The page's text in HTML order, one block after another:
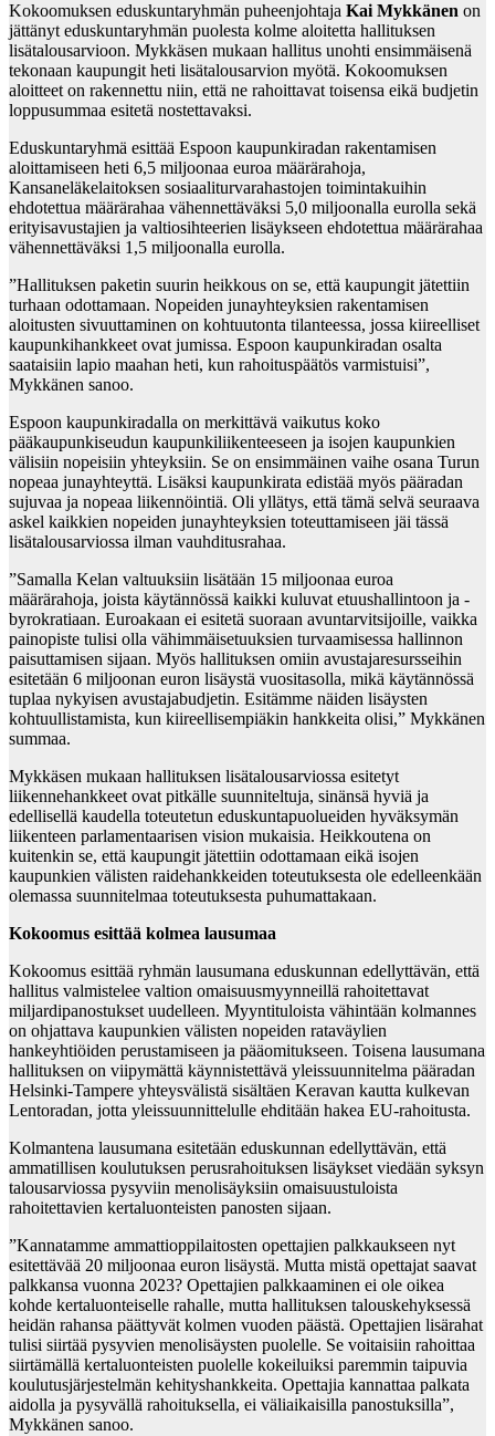
Kokoomuksen eduskuntaryhmän puheenjohtaja Kai Mykkänen on
jättänyt eduskuntaryhmän puolesta kolme aloitetta hallituksen
lisätalousarvioon. Mykkäsen mukaan hallitus unohti ensimmäisenä
tekonaan kaupungit heti lisätalousarvion myötä. Kokoomuksen
aloitteet on rakennettu niin, että ne rahoittavat toisensa eikä budjetin
loppusummaa esitetä nostettavaksi.
Eduskuntaryhmä esittää Espoon kaupunkiradan rakentamisen
aloittamiseen heti 6,5 miljoonaa euroa määrärahoja,
Kansaneläkelaitoksen sosiaaliturvarahastojen toimintakuihin
ehdotettua määrärahaa vähennettäväksi 5,0 miljoonalla eurolla sekä
erityisavustajien ja valtiosihteerien lisäykseen ehdotettua määrärahaa
vähennettäväksi 1,5 miljoonalla eurolla.
”Hallituksen paketin suurin heikkous on se, että kaupungit jätettiin
turhaan odottamaan. Nopeiden junayhteyksien rakentamisen
aloitusten sivuuttaminen on kohtuutonta tilanteessa, jossa kiireelliset
kaupunkihankkeet ovat jumissa. Espoon kaupunkiradan osalta
saataisiin lapio maahan heti, kun rahoituspäätös varmistuisi”,
Mykkänen sanoo.
Espoon kaupunkiradalla on merkittävä vaikutus koko
pääkaupunkiseudun kaupunkiliikenteeseen ja isojen kaupunkien
välisiin nopeisiin yhteyksiin. Se on ensimmäinen vaihe osana Turun
nopeaa junayhteyttä. Lisäksi kaupunkirata edistää myös pääradan
sujuvaa ja nopeaa liikennöintiä. Oli yllätys, että tämä selvä seuraava
askel kaikkien nopeiden junayhteyksien toteuttamiseen jäi tässä
lisätalousarviossa ilman vauhditusrahaa.
”Samalla Kelan valtuuksiin lisätään 15 miljoonaa euroa
määrärahoja, joista käytännössä kaikki kuluvat etuushallintoon ja -
byrokratiaan. Euroakaan ei esitetä suoraan avuntarvitsijoille, vaikka
painopiste tulisi olla vähimmäisetuuksien turvaamisessa hallinnon
paisuttamisen sijaan. Myös hallituksen omiin avustajaresursseihin
esitetään 6 miljoonan euron lisäystä vuositasolla, mikä käytännössä
tuplaa nykyisen avustajabudjetin. Esitämme näiden lisäysten
kohtuullistamista, kun kiireellisempiäkin hankkeita olisi,” Mykkänen
summaa.
Mykkäsen mukaan hallituksen lisätalousarviossa esitetyt
liikennehankkeet ovat pitkälle suunniteltuja, sinänsä hyviä ja
edellisellä kaudella toteutetun eduskuntapuolueiden hyväksymän
liikenteen parlamentaarisen vision mukaisia. Heikkoutena on
kuitenkin se, että kaupungit jätettiin odottamaan eikä isojen
kaupunkien välisten raidehankkeiden toteutuksesta ole edelleenkään
olemassa suunnitelmaa toteutuksesta puhumattakaan.
Kokoomus esittää kolmea lausumaa
Kokoomus esittää ryhmän lausumana eduskunnan edellyttävän, että
hallitus valmistelee valtion omaisuusmyynneillä rahoitettavat
miljardipanostukset uudelleen. Myyntituloista vähintään kolmannes
on ohjattava kaupunkien välisten nopeiden rataväylien
hankeyhtiöiden perustamiseen ja pääomitukseen. Toisena lausumana
hallituksen on viipymättä käynnistettävä yleissuunnitelma pääradan
Helsinki-Tampere yhteysvälistä sisältäen Keravan kautta kulkevan
Lentoradan, jotta yleissuunnittelulle ehditään hakea EU-rahoitusta.
Kolmantena lausumana esitetään eduskunnan edellyttävän, että
ammatillisen koulutuksen perusrahoituksen lisäykset viedään syksyn
talousarviossa pysyviin menolisäyksiin omaisuustuloista
rahoitettavien kertaluonteisten panosten sijaan.
”Kannatamme ammattioppilaitosten opettajien palkkaukseen nyt
esitettävää 20 miljoonaa euron lisäystä. Mutta mistä opettajat saavat
palkkansa vuonna 2023? Opettajien palkkaaminen ei ole oikea
kohde kertaluonteiselle rahalle, mutta hallituksen talouskehyksessä
heidän rahansa päättyvät kolmen vuoden päästä. Opettajien lisärahat
tulisi siirtää pysyvien menolisäysten puolelle. Se voitaisiin rahoittaa
siirtämällä kertaluonteisten puolelle kokeiluiksi paremmin taipuvia
koulutusjärjestelmän kehityshankkeita. Opettajia kannattaa palkata
aidolla ja pysyvällä rahoituksella, ei väliaikaisilla panostuksilla”,
Mykkänen sanoo.